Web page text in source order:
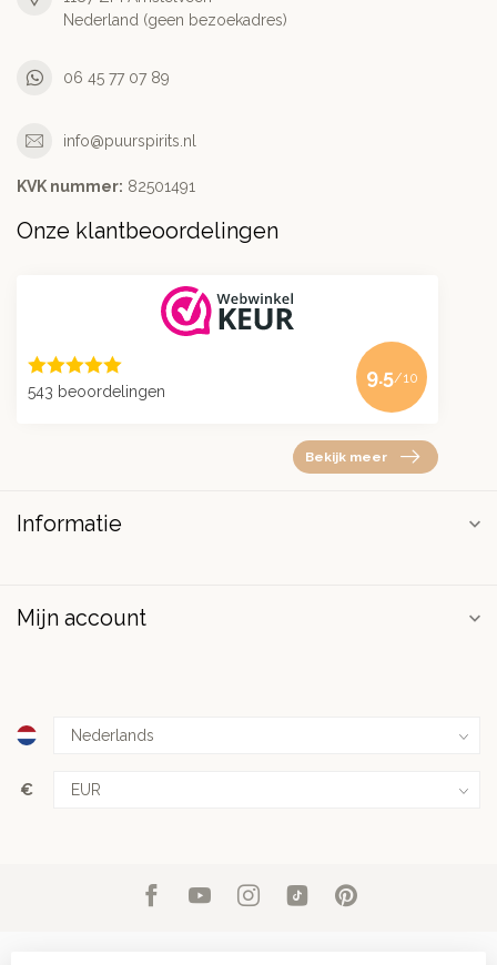
Nederland (geen bezoekadres)
06 45 77 07 89
info@puurspirits.nl
KVK nummer: 82501491
Onze klantbeoordelingen
543 beoordelingen
9.5/10
Bekijk meer
Informatie
Mijn account
€